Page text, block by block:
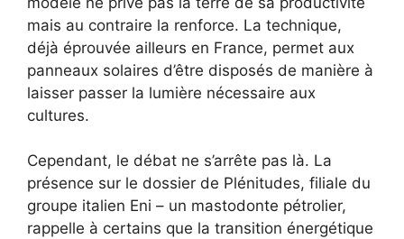
mais au contraire la renforce. La technique,
déjà éprouvée ailleurs en France, permet aux
panneaux solaires d’être disposés de manière à
laisser passer la lumière nécessaire aux
cultures.
Cependant, le débat ne s’arrête pas là. La
présence sur le dossier de Plénitudes, filiale du
groupe italien Eni – un mastodonte pétrolier,
rappelle à certains que la transition énergétique